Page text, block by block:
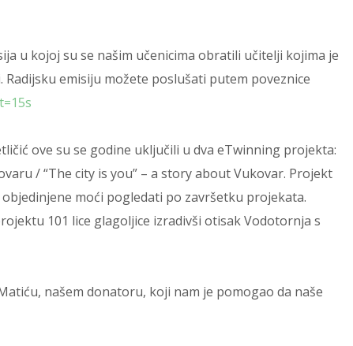
u kojoj su se našim učenicima obratili učitelji kojima je
emisiju možete poslušati putem poveznice
ove su se godine uključili u dva eTwinning projekta:
/ “The city is you” – a story about Vukovar. Projekt
moći pogledati po završetku projekata.
101 lice glagoljice izradivši otisak Vodotornja s
našem donatoru, koji nam je pomogao da naše